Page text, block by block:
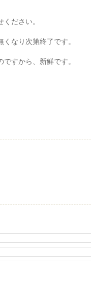
ださい。
なり次第終了です。
すから、新鮮です。